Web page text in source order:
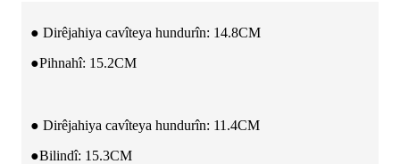
● Dirêjahiya cavîteya hundurîn: 14.8CM
●Pihnahî: 15.2CM
● Dirêjahiya cavîteya hundurîn: 11.4CM
●Bilindî: 15.3CM